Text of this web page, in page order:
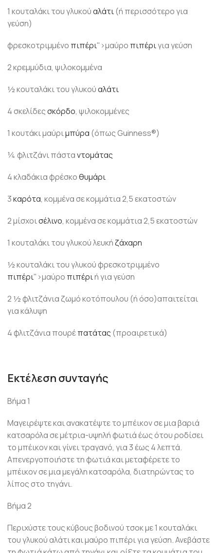
1 κουταλάκι του γλυκούαλάτι(ή περισσότερο για
γεύση)
φρεσκοτριμμένο πιπέρι">μαύρο πιπέριγια γεύση
2 κρεμμύδια, ψιλοκομμένα
½ κουταλάκι του γλυκούαλάτι
4 σκελίδεςσκόρδο, ψιλοκομμένες
1 κουτάκι μαύριμπύρα (όπως Guinness®)
¼ φλιτζάνι πάσταντομάτας
4 κλαδάκια φρέσκοθυμάρι
3καρότα, κομμένα σε κομμάτια 2,5 εκατοστών
2 μίσχοισέλινο, κομμένα σε κομμάτια 2,5 εκατοστών
1 κουταλάκι του γλυκού λευκήζάχαρη
½ κουταλάκι του γλυκού φρεσκοτριμμένο
πιπέρι">μαύρο πιπέριή για γεύση
2 ½ φλιτζάνια ζωμό κοτόπουλου (ή όσο)απαιτείται
για κάλυψη
4 φλιτζάνια πουρέπατάτας (προαιρετικά)
Εκτέλεση συνταγής
Βήμα 1
Μαγειρέψτε και ανακατέψτε το μπέικον σε μια βαριά
κατσαρόλα σε μέτρια-υψηλή φωτιά έως ότου ροδίσει
το μπέικον και γίνει τραγανό, για 3 έως 4 λεπτά.
Απενεργοποιήστε τη φωτιά και μεταφέρετε το
μπέικον σε μια μεγάλη κατσαρόλα, διατηρώντας το
λίπος στο τηγάνι.
Βήμα 2
Περιχύστε τους κύβους βοδινού τσοκ με 1 κουταλάκι
του γλυκού αλάτι και μαύρο πιπέρι για γεύση. Ανεβάστε